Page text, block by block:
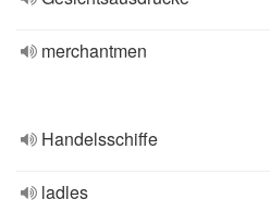
merchantmen
Handelsschiffe
ladles